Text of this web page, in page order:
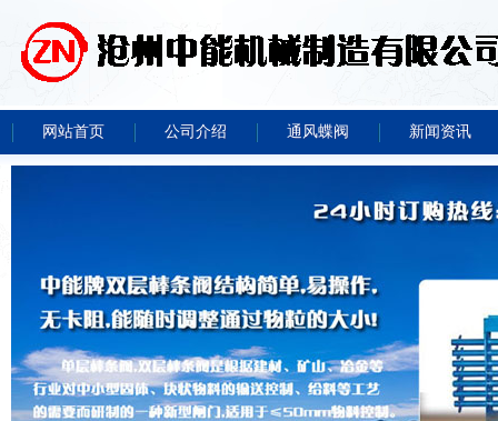
网站首页 公司介绍 通风蝶阀 新闻资讯